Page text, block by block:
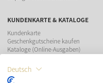
KUNDENKARTE & KATALOGE
Kundenkarte
Geschenkgutscheine kaufen
Kataloge (Online-Ausgaben)
Deutsch